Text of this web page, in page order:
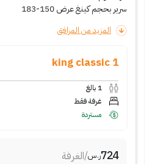
سرير بحجم كينغ عرض 150-183
المزيد من المرافق
1 king classic
1 بالغ
غرفة فقط
مستردة
724ر.س/الغرفة